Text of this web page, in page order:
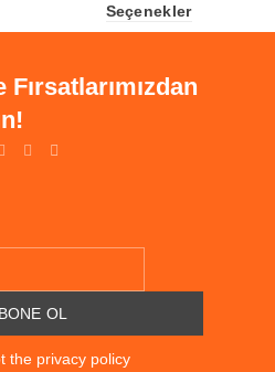
₺1.676,87.fiyat:
Seçenekler
the privacy policy